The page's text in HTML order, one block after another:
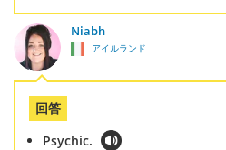
Niabh
アイルランド
回答
Psychic.